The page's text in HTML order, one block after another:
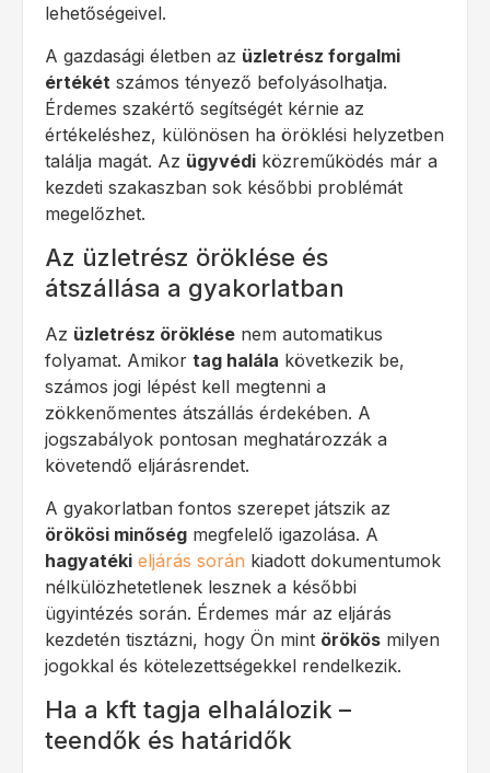
lehetőségeivel.
A gazdasági életben az üzletrész forgalmi
értékét számos tényező befolyásolhatja.
Érdemes szakértő segítségét kérnie az
értékeléshez, különösen ha öröklési helyzetben
találja magát. Az ügyvédi közreműködés már a
kezdeti szakaszban sok későbbi problémát
megelőzhet.
Az üzletrész öröklése és
átszállása a gyakorlatban
Az üzletrész öröklése nem automatikus
folyamat. Amikor tag halála következik be,
számos jogi lépést kell megtenni a
zökkenőmentes átszállás érdekében. A
jogszabályok pontosan meghatározzák a
követendő eljárásrendet.
A gyakorlatban fontos szerepet játszik az
örökösi minőség megfelelő igazolása. A
hagyatéki eljárás során kiadott dokumentumok
nélkülözhetetlenek lesznek a későbbi
ügyintézés során. Érdemes már az eljárás
kezdetén tisztázni, hogy Ön mint örökös milyen
jogokkal és kötelezettségekkel rendelkezik.
Ha a kft tagja elhalálozik –
teendők és határidők